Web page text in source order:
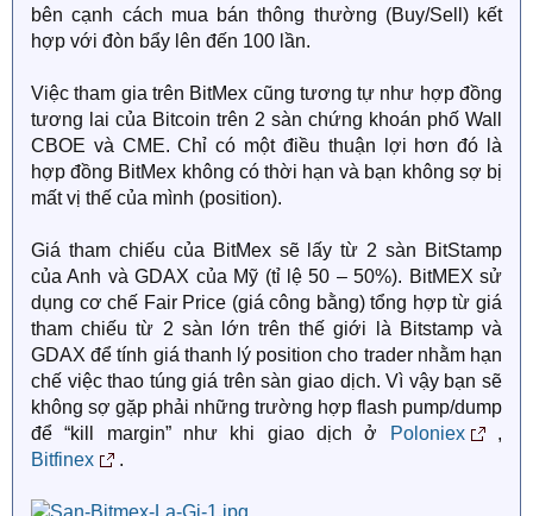
bên cạnh cách mua bán thông thường (Buy/Sell) kết
hợp với đòn bẩy lên đến 100 lần.
Việc tham gia trên BitMex cũng tương tự như hợp đồng
tương lai của Bitcoin trên 2 sàn chứng khoán phố Wall
CBOE và CME. Chỉ có một điều thuận lợi hơn đó là
hợp đồng BitMex không có thời hạn và bạn không sợ bị
mất vị thế của mình (position).
Giá tham chiếu của BitMex sẽ lấy từ 2 sàn BitStamp
của Anh và GDAX của Mỹ (tỉ lệ 50 – 50%). BitMEX sử
dụng cơ chế Fair Price (giá công bằng) tổng hợp từ giá
tham chiếu từ 2 sàn lớn trên thế giới là Bitstamp và
GDAX để tính giá thanh lý position cho trader nhằm hạn
chế việc thao túng giá trên sàn giao dịch. Vì vậy bạn sẽ
không sợ gặp phải những trường hợp flash pump/dump
để “kill margin” như khi giao dịch ở
Poloniex
,
Bitfinex
.